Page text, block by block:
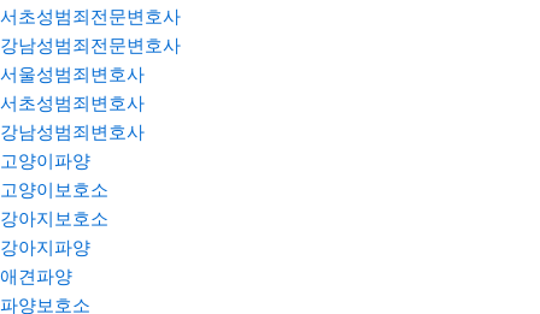
서초성범죄전문변호사
강남성범죄전문변호사
서울성범죄변호사
서초성범죄변호사
강남성범죄변호사
고양이파양
고양이보호소
강아지보호소
강아지파양
애견파양
파양보호소